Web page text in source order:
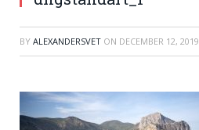
BY ALEXANDERSVET ON DECEMBER 12, 2019